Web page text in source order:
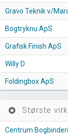
Gravo Teknik v/
Bogtryknu ApS
Grafisk Finish ApS
Willy D
Foldingbox ApS
stars Største
Centrum